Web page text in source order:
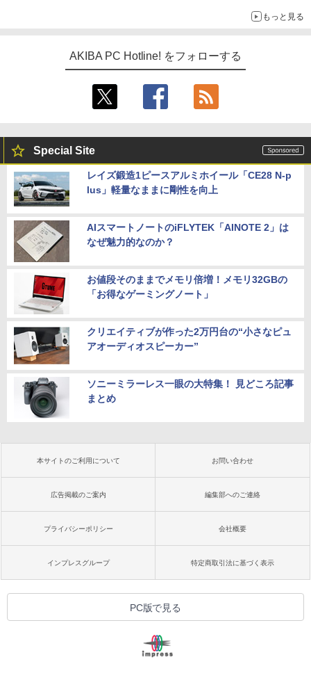
もっと見る
AKIBA PC Hotline! をフォローする
Special Site
レイズ鍛造1ピースアルミホイール「CE28 N-p
lus」軽量なままに剛性を向上
AIスマートノートのiFLYTEK「AINOTE 2」は
なぜ魅力的なのか？
お値段そのままでメモリ倍増！メモリ32GBの
「お得なゲーミングノート」
クリエイティブが作った2万円台の“小さなピュ
アオーディオスピーカー”
ソニーミラーレス一眼の大特集！ 見どころ記事
まとめ
本サイトのご利用について お問い合わせ
広告掲載のご案内 編集部へのご連絡
プライバシーポリシー 会社概要
インプレスグループ 特定商取引法に基づく表示
PC版で見る